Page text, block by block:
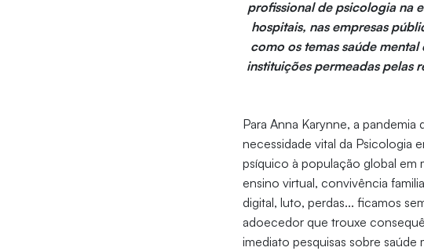
profissional de psicologia na
hospitais, nas empresas
como os temas saúde
instituições permeadas pelas
Para Anna Karynne, a
necessidade vital da Psicologia
psíquico à população global em
ensino virtual, convivência
digital, luto, perdas... ficamos
adoecedor que trouxe
imediato pesquisas sobre